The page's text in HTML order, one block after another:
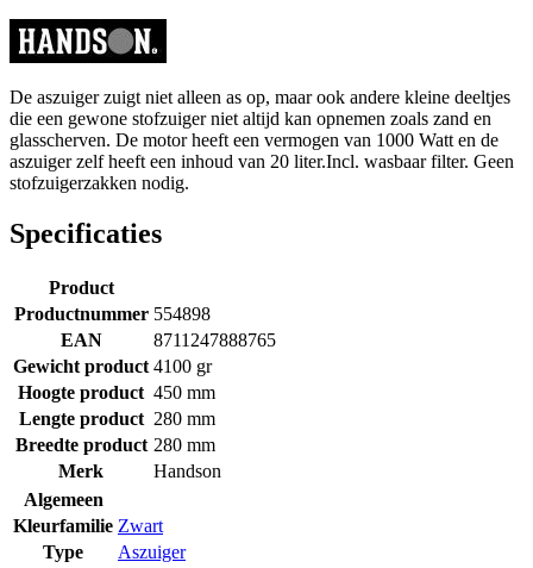
De aszuiger zuigt niet alleen as op, maar ook andere kleine deeltjes
die een gewone stofzuiger niet altijd kan opnemen zoals zand en
glasscherven. De motor heeft een vermogen van 1000 Watt en de
aszuiger zelf heeft een inhoud van 20 liter.Incl. wasbaar filter. Geen
stofzuigerzakken nodig.
Specificaties
Product
Productnummer 554898
EAN
8711247888765
Gewicht product 4100 gr
Hoogte product 450 mm
Lengte product 280 mm
Breedte product 280 mm
Merk
Handson
Algemeen
Kleurfamilie Zwart
Type
Aszuiger